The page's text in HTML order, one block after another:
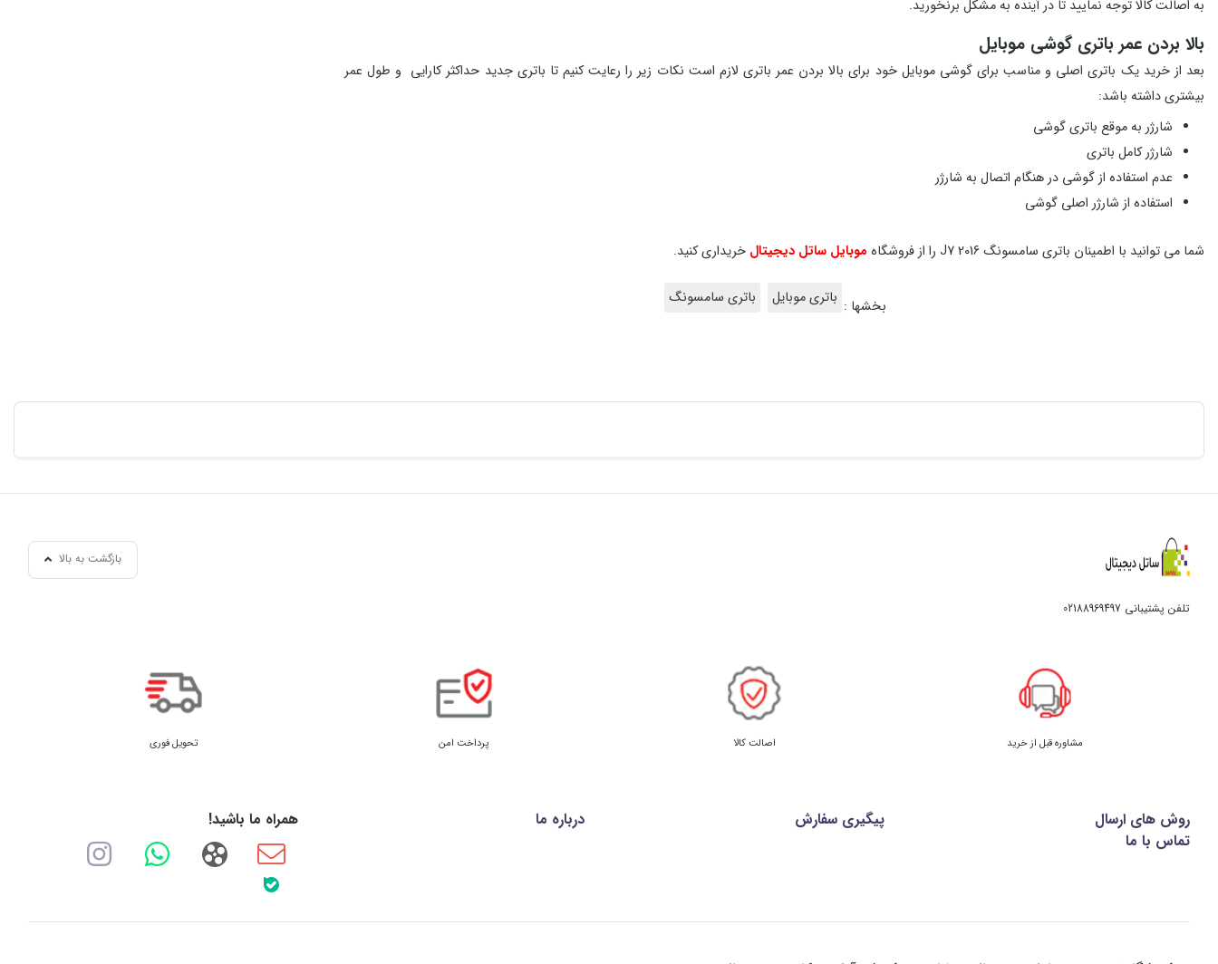
به اصالت کالا توجه نمایید تا در آینده به مشکل برنخورید.
بالا بردن عمر باتری گوشی موبایل
بعد از خرید یک باتری اصلی و مناسب برای گوشی موبایل خود برای بالا بردن عمر باتری لازم است نکات زیر را رعایت کنیم تا باتری جدید حداکثر کارایی و طول عمر
بیشتری داشته باشد:
شارژر به موقع باتری گوشی
شارژر کامل باتری
عدم استفاده از گوشی در هنگام اتصال به شارژر
استفاده از شارژر اصلی گوشی
شما می توانید با اطمینان باتری سامسونگ J7 2016 را از فروشگاه موبایل ساتل دیجیتال خریداری کنید.
بخشها : باتری موبایل باتری سامسونگ
بازگشت به بالا
تلفن پشتیبانی 02188969497
مشاوره قبل از خرید اصالت کالا پرداخت امن تحویل فوری
روش های ارسال پیگیری سفارش
درباره ما
تماس با ما
همراه ما باشید!